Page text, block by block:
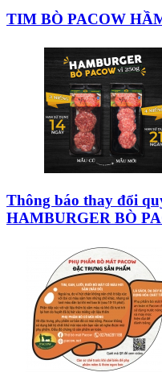
TIM BÒ PACOW
Thông báo thay đổi
HAMBURGER BÒ